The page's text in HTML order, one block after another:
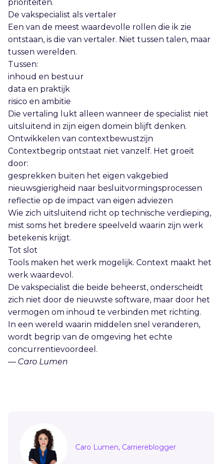
prioriteiten.
De vakspecialist als vertaler
Een van de meest waardevolle rollen die ik zie
ontstaan, is die van vertaler. Niet tussen talen, maar
tussen werelden.
Tussen:
inhoud en bestuur
data en praktijk
risico en ambitie
Die vertaling lukt alleen wanneer de specialist niet
uitsluitend in zijn eigen domein blijft denken.
Ontwikkelen van contextbewustzijn
Contextbegrip ontstaat niet vanzelf. Het groeit
door:
gesprekken buiten het eigen vakgebied
nieuwsgierigheid naar besluitvormingsprocessen
reflectie op de impact van eigen adviezen
Wie zich uitsluitend richt op technische verdieping,
mist soms het bredere speelveld waarin zijn werk
betekenis krijgt.
Tot slot
Tools maken het werk mogelijk. Context maakt het
werk waardevol.
De vakspecialist die beide beheerst, onderscheidt
zich niet door de nieuwste software, maar door het
vermogen om inhoud te verbinden met richting.
In een wereld waarin middelen snel veranderen,
wordt begrip van de omgeving het echte
concurrentievoordeel.
— Caro Lumen
Sidebar
Caro Lumen, Carriereblogger